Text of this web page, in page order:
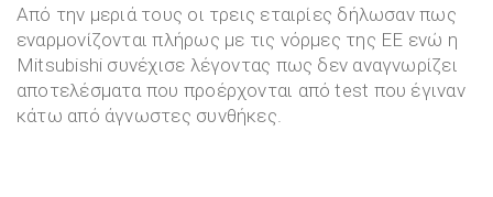
Από την μεριά τους οι τρεις εταιρίες δήλωσαν πως
εναρμονίζονται πλήρως με τις νόρμες της ΕΕ ενώ η
Mitsubishi συνέχισε λέγοντας πως δεν αναγνωρίζει
αποτελέσματα που προέρχονται από test που έγιναν
κάτω από άγνωστες συνθήκες.